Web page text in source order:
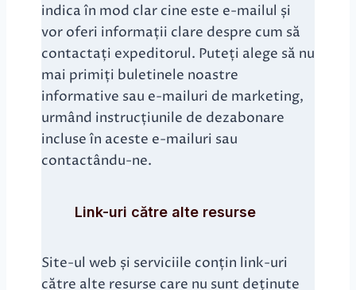
indica în mod clar cine este e-mailul și
vor oferi informații clare despre cum să
contactați expeditorul. Puteți alege să nu
mai primiți buletinele noastre
informative sau e-mailuri de marketing,
urmând instrucțiunile de dezabonare
incluse în aceste e-mailuri sau
contactându-ne.
Link-uri către alte resurse
Site-ul web și serviciile conțin link-uri
către alte resurse care nu sunt deținute